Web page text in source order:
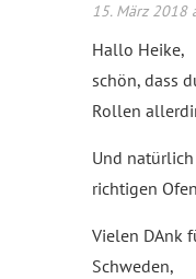
15. März 2018
Hallo Heike,
schön, dass
Rollen
Und
richtigen
Vielen DAnk
Schweden,